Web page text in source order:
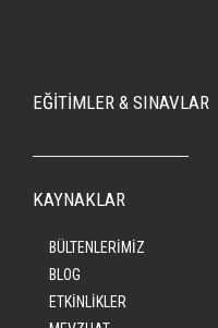
EĞİTİMLER & SINAVLAR
KAYNAKLAR
BÜLTENLERİMİZ
BLOG
ETKİNLİKLER